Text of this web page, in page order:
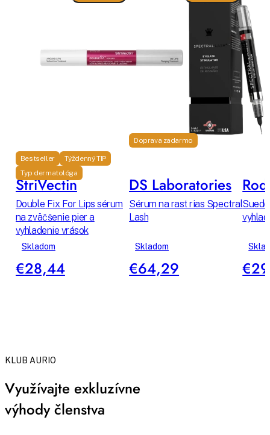
Bestseller
Týždenný TIP
Typ dermatológa
StriVectin
Double Fix For Lips sérum
na zväčšenie pier a
vyhladenie vrások
Skladom
€28,44
Doprava zadarmo
DS Laboratories
Sérum na rast rias Spectral
Lash
Skladom
€64,29
KLUB AURIO
Využívajte exkluzívne
výhody členstva